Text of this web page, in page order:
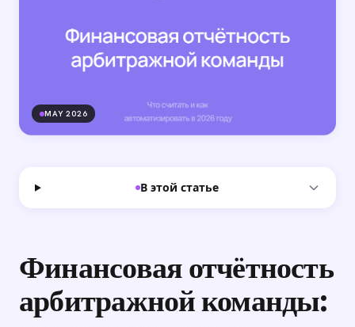
MAY 2026
В этой статье
Финансовая отчётность
арбитражной команды: